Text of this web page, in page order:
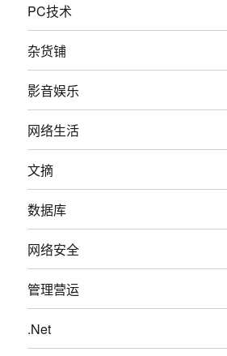
PC技术
杂货铺
影音娱乐
网络生活
文摘
数据库
网络安全
管理营运
.Net